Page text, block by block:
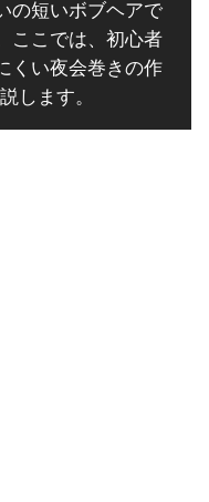
の短いボブヘアで
ここでは、初心者
くい夜会巻きの作
します。